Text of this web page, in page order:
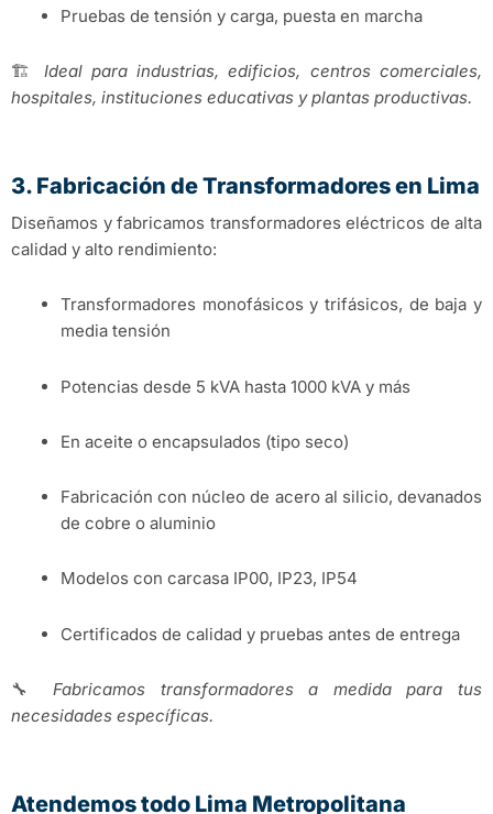
Pruebas de tensión y carga, puesta en marcha
🏗️ Ideal para industrias, edificios, centros comerciales,
hospitales, instituciones educativas y plantas productivas.
3. Fabricación de Transformadores en Lima
Diseñamos y fabricamos transformadores eléctricos de alta
calidad y alto rendimiento:
Transformadores monofásicos y trifásicos, de baja y
media tensión
Potencias desde 5 kVA hasta 1000 kVA y más
En aceite o encapsulados (tipo seco)
Fabricación con núcleo de acero al silicio, devanados
de cobre o aluminio
Modelos con carcasa IP00, IP23, IP54
Certificados de calidad y pruebas antes de entrega
🔧Fabricamos transformadores a medida para tus
necesidades específicas.
Atendemos todo Lima Metropolitana